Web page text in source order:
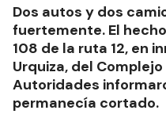
Dos autos y dos
fuertemente. El
108 de la ruta 12, en
Urquiza, del
Autoridades
permanecía cortado.